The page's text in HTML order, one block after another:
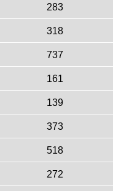
283
318
737
161
139
373
518
272